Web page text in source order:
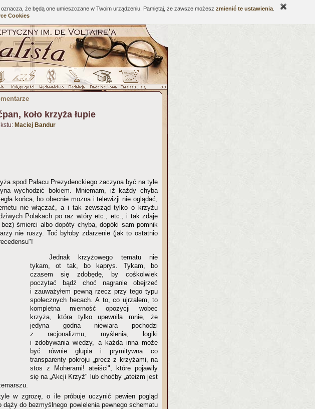
że będą one umieszczane w Twoim urządzeniu. Pamiętaj, że zawsze możesz zmienić te ustawienia
Cookies
koło krzyża łupie
Maciej Bandur
spod Pałacu Prezydenckiego zaczyna być na tyle
wychodzić bokiem. Mniemam, iż każdy chyba
końca, bo obecnie można i telewizji nie oglądać,
nie włączać, a i tak zewsząd tylko o krzyżu
Polakach po raz wtóry etc., etc., i tak zdaje
śmierci albo dopóty chyba, dopóki sam pomnik
nie ruszy. Toć byłoby zdarzenie (jak to ostatnio
Jednak krzyżowego tematu nie
tykam, ot tak, bo kaprys. Tykam, bo
czasem się zdobędę, by cośkolwiek
poczytać bądź choć nagranie obejrzeć
i zauważyłem pewną rzecz przy tego typu
społecznych hecach. A to, co ujrzałem, to
kompletna mierność opozycji wobec
krzyża, która tylko upewniła mnie, że
jedyna godna niewiara pochodzi
z racjonalizmu, myślenia, logiki
i zdobywania wiedzy, a każda inna może
być równie głupia i prymitywna co
transparenty pokroju „precz z krzyżami, na
stos z Moherami! ateiści", które pojawiły
się na „Akcji Krzyż" lub choćby „ateizm jest
w zgrozę, o ile próbuje uczynić pewien pogląd
do bezmyślnego powielenia pewnego schematu